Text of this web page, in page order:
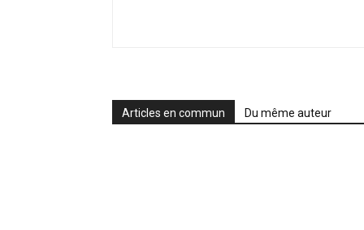
Articles en commun Du même auteur